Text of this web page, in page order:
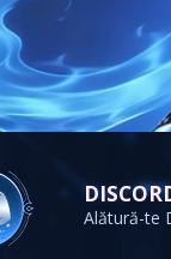
Alătură-te